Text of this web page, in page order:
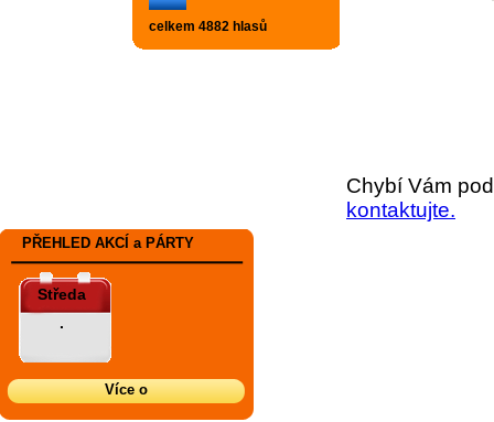
celkem 4882 hlasů
Chybí Vám
kontaktujte.
PŘEHLED AKCÍ a PÁRTY
Středa
.
Více o